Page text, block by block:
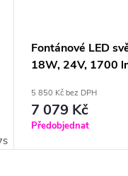
Fontánové LED
18W, 24V, 1700
5 850 Kč bez DPH
7 079 Kč
Předobjednat